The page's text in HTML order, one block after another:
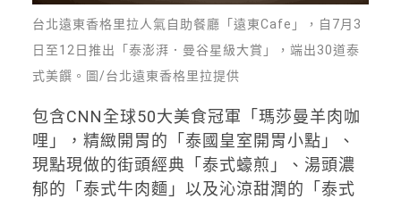
台北遠東香格里拉人氣自助餐廳「遠東Cafe」，自7月3
日至12日推出「泰澎湃．曼谷星級大賞」，端出30道泰
式美饌。圖/台北遠東香格里拉提供
包含CNN全球50大美食冠軍「瑪莎曼羊肉咖
哩」，精緻開胃的「泰國皇室開胃小點」、
現點現做的街頭經典「泰式蠔煎」、湯頭濃
郁的「泰式牛肉麵」以及沁涼甜潤的「泰式